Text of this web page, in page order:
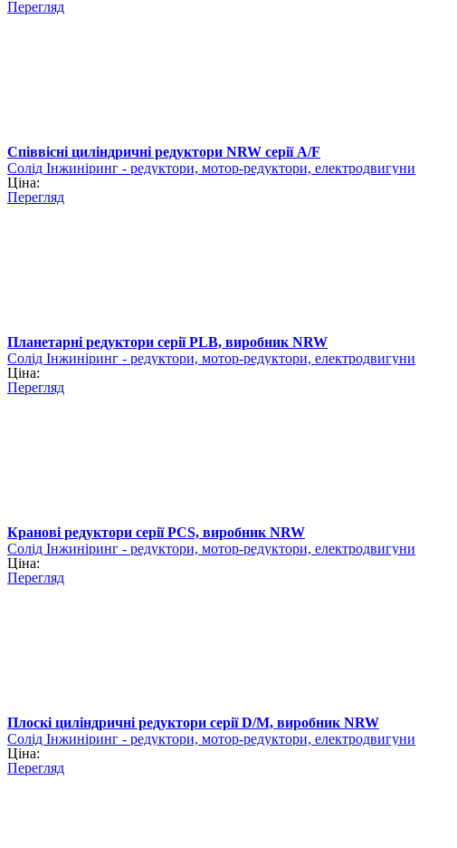
Перегляд
Співвісні циліндричні редуктори NRW серії A/F
Солід Інжиніринг - редуктори, мотор-редуктори, електродвигуни
Ціна:
Перегляд
Планетарні редуктори серії PLB, виробник NRW
Солід Інжиніринг - редуктори, мотор-редуктори, електродвигуни
Ціна:
Перегляд
Кранові редуктори серії PCS, виробник NRW
Солід Інжиніринг - редуктори, мотор-редуктори, електродвигуни
Ціна:
Перегляд
Плоскі циліндричні редуктори серії D/M, виробник NRW
Солід Інжиніринг - редуктори, мотор-редуктори, електродвигуни
Ціна:
Перегляд